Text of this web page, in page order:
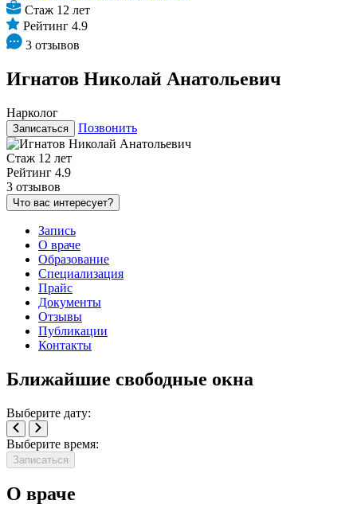
Стаж 12 лет
Рейтинг 4.9
3 отзывов
Игнатов Николай Анатольевич
Нарколог
Записаться Позвонить
Стаж 12 лет
Рейтинг 4.9
3 отзывов
Что вас интересует?
Запись
О враче
Образование
Специализация
Прайс
Документы
Отзывы
Публикации
Контакты
Ближайшие свободные окна
Выберите дату:
Выберите время:
Записаться
О враче